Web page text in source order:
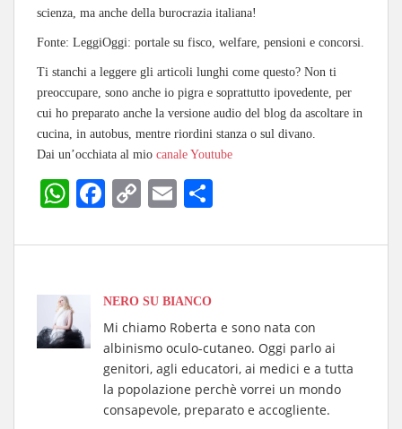
scienza, ma anche della burocrazia italiana!
Fonte: LeggiOggi: portale su fisco, welfare, pensioni e concorsi.
Ti stanchi a leggere gli articoli lunghi come questo? Non ti
preoccupare, sono anche io pigra e soprattutto ipovedente, per
cui ho preparato anche la versione audio del blog da ascoltare in
cucina, in autobus, mentre riordini stanza o sul divano.
Dai un’occhiata al mio canale Youtube
W
ts
pp
Fa
bo
C
y
nk
E
ail di
NERO SU BIANCO
Mi chiamo Roberta e sono nata con
albinismo oculo-cutaneo. Oggi parlo ai
genitori, agli educatori, ai medici e a tutta
la popolazione perchè vorrei un mondo
consapevole, preparato e accogliente.